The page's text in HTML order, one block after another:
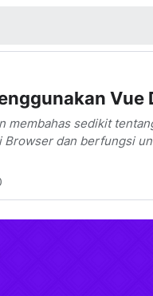
Vue
membahas sedikit
dan berfungsi